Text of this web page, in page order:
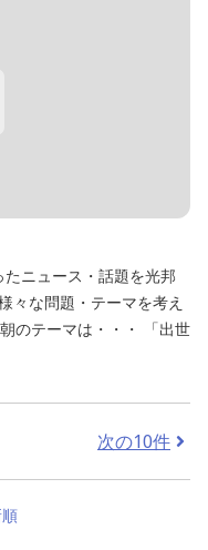
たニュース・話題を光邦
々な問題・テーマを考え
のテーマは・・・ 「出世
次の10件